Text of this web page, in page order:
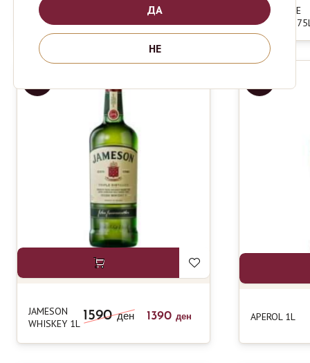
VRSHNIK
RESERVE 0.75L
CARMENERE
RESERVE
JAMESON
WHISKEY 1L
1590ден 1390 ден APEROL 1L
ДА
НЕ